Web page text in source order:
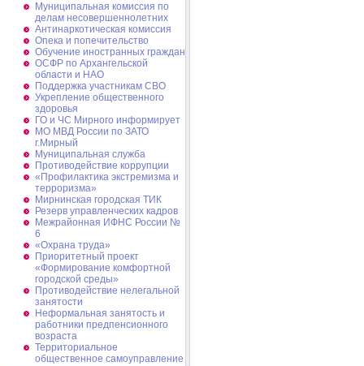
Муниципальная комиссия по
делам несовершеннолетних
Антинаркотическая комиссия
Опека и попечительство
Обучение иностранных граждан
ОСФР по Архангельской
области и НАО
Поддержка участникам СВО
Укрепление общественного
здоровья
ГО и ЧС Мирного информирует
МО МВД России по ЗАТО
г.Мирный
Муниципальная cлужба
Противодействие коррупции
«Профилактика экстремизма и
терроризма»
Мирнинская городская ТИК
Резерв управленческих кадров
Межрайонная ИФНС России №
6
«Охрана труда»
Приоритетный проект
«Формирование комфортной
городской среды»
Противодействие нелегальной
занятости
Неформальная занятость и
работники предпенсионного
возраста
Территориальное
общественное самоуправление